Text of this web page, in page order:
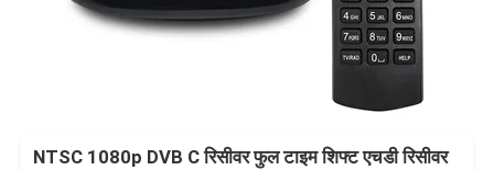
NTSC 1080p DVB C रिसीवर फुल टाइम शिफ्ट एचडी रिसीवर